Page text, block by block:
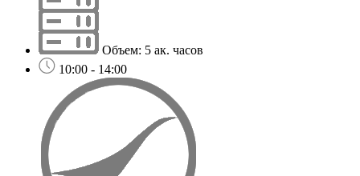
Объем: 5 ак. часов
10:00 - 14:00